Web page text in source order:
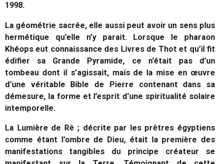
1998.
La géométrie sacrée, elle aussi peut avoir un sens plus
hermétique qu’elle n’y parait. Lorsque le pharaon
Khéops eut connaissance des Livres de Thot et qu’il fit
édifier sa Grande Pyramide, ce n’était pas d’un
tombeau dont il s’agissait, mais de la mise en œuvre
d’une véritable Bible de Pierre contenant dans sa
démesure, la forme et l’esprit d’une spiritualité solaire
intemporelle.
La Lumière de Rê ; décrite par les prêtres égyptiens
comme étant l’ombre de Dieu, était la première des
manifestations tangibles du principe créateur se